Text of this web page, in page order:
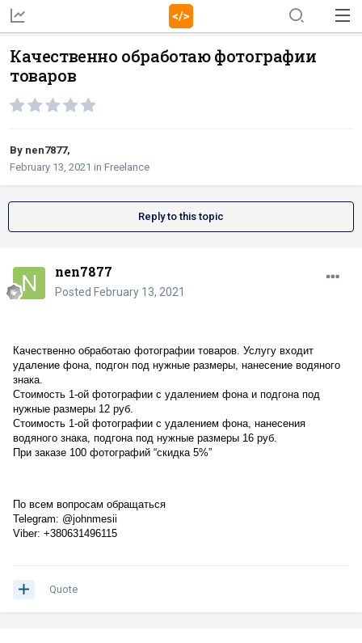
Качественно обработаю фотографии
товаров
By nen7877,
February 13, 2021 in Freelance
Reply to this topic
nen7877
Posted February 13, 2021
Качественно обработаю фотографии товаров. Услугу входит
удаление фона, подгон под нужные размеры, нанесение водяного
знака.
Стоимость 1-ой фотографии с удалением фона и подгона под
нужные размеры 12 руб.
Стоимость 1-ой фотографии с удалением фона, нанесения
водяного знака, подгона под нужные размеры 16 руб.
При заказе 100 фотографий “скидка 5%”
По всем вопросам обращаться
Telegram: @johnmesii
Viber: +380631496115
Quote